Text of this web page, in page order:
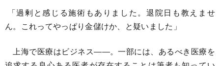
「過剰と感じる施術もありました。退院日も教えませ
ん。これってやっぱり金儲けか、と疑いました」
上海で医療はビジネス――。一部には、あるべき医療を